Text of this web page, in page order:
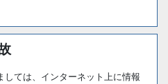
しては、インターネット上に情報